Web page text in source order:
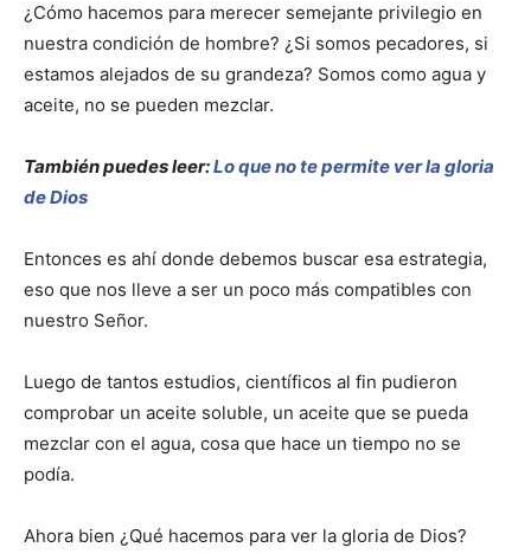
¿Cómo hacemos para merecer semejante privilegio en
nuestra condición de hombre? ¿Si somos pecadores, si
estamos alejados de su grandeza? Somos como agua y
aceite, no se pueden mezclar.
También puedes leer:Lo que no te permite ver la gloria
de Dios
Entonces es ahí donde debemos buscar esa estrategia,
eso que nos lleve a ser un poco más compatibles con
nuestro Señor.
Luego de tantos estudios, científicos al fin pudieron
comprobar un aceite soluble, un aceite que se pueda
mezclar con el agua, cosa que hace un tiempo no se
podía.
Ahora bien ¿Qué hacemos para ver la gloria de Dios?